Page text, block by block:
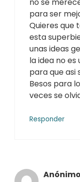
para ser
Quieres que
esta
unas ideas
la idea no es
para que asi
Besos para
veces se
Responder
Anónimo